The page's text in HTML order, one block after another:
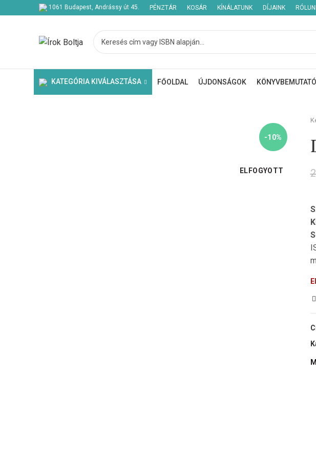
1061 Budapest, Andrássy út 45. PÉNZTÁR KOSÁR KÍNÁLATUNK DÍJAINK
KATEGÓRIA KIVÁLASZTÁSA FŐOLDAL ÚJDONSÁGOK
-10%
ELFOGYOTT